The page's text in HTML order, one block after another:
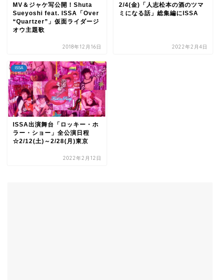
MV＆ジャケ写公開！Shuta
Sueyoshi feat. ISSA「Over
“Quartzer”」仮面ライダージ
オウ主題歌
2018年12月16日
2/4(金)「人志松本の酒のツマ
ミになる話」総集編にISSA
2022年2月4日
ISSA
ISSA出演舞台「ロッキー・ホ
ラー・ショー」全公演日程
☆2/12(土)～2/28(月)東京
2022年2月12日